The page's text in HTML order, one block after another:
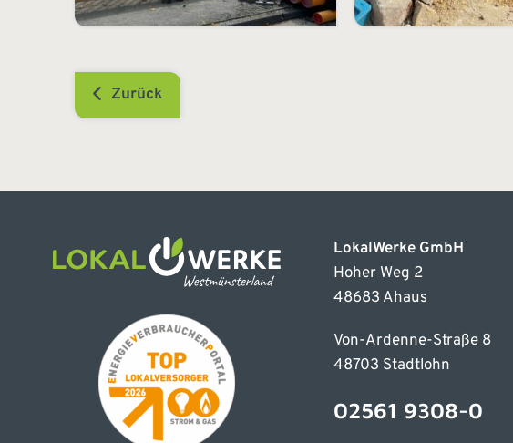
Zurück
LokalWerke GmbH
Hoher Weg 2
48683 Ahaus
Von-Ardenne-Straße 8
48703 Stadtlohn
02561 9308-0